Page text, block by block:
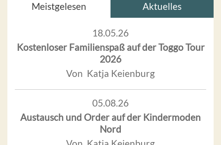
Meistgelesen Aktuelles
18.05.26
Kostenloser Familienspaß auf der Toggo Tour
2026
Von Katja Keienburg
05.08.26
Austausch und Order auf der Kindermoden
Nord